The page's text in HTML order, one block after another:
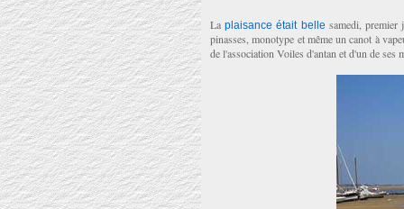
Laplaisance était belle samedi, premier
pinasses, monotype et même un canot à
de l'association Voiles d'antan et d'un de ses